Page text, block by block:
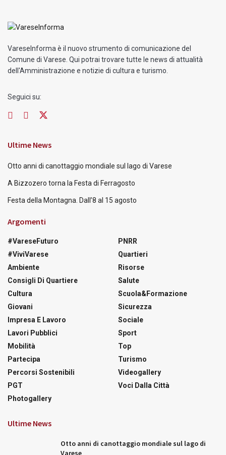
VareseInforma è il nuovo strumento di comunicazione del
Comune di Varese. Qui potrai trovare tutte le news di attualità
dell'Amministrazione e notizie di cultura e turismo.
Seguici su:
Ultime News
Otto anni di canottaggio mondiale sul lago di Varese
A Bizzozero torna la Festa di Ferragosto
Festa della Montagna. Dall’8 al 15 agosto
Argomenti
#VareseFuturo
#ViviVarese
Ambiente
Consigli Di Quartiere
Cultura
Giovani
Impresa E Lavoro
Lavori Pubblici
Mobilità
Partecipa
Percorsi Sostenibili
PGT
Photogallery
PNRR
Quartieri
Risorse
Salute
Scuola&Formazione
Sicurezza
Sociale
Sport
Top
Turismo
Videogallery
Voci Dalla Città
Ultime News
Otto anni di canottaggio mondiale sul lago di
Varese